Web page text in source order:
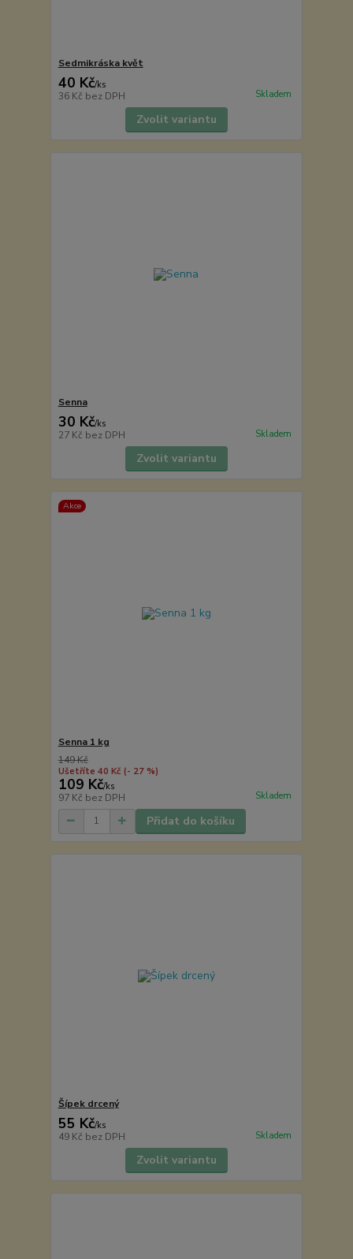
Sedmikráska květ
40 Kč/ks
36 Kč bez DPH Skladem
Zvolit variantu
Senna
30 Kč/ks
27 Kč bez DPH Skladem
Zvolit variantu
Akce
Senna 1 kg
149 Kč
Ušetříte 40 Kč (- 27 %)
109 Kč/ks
97 Kč bez DPH Skladem
Přidat do košíku
Šípek drcený
55 Kč/ks
49 Kč bez DPH Skladem
Zvolit variantu